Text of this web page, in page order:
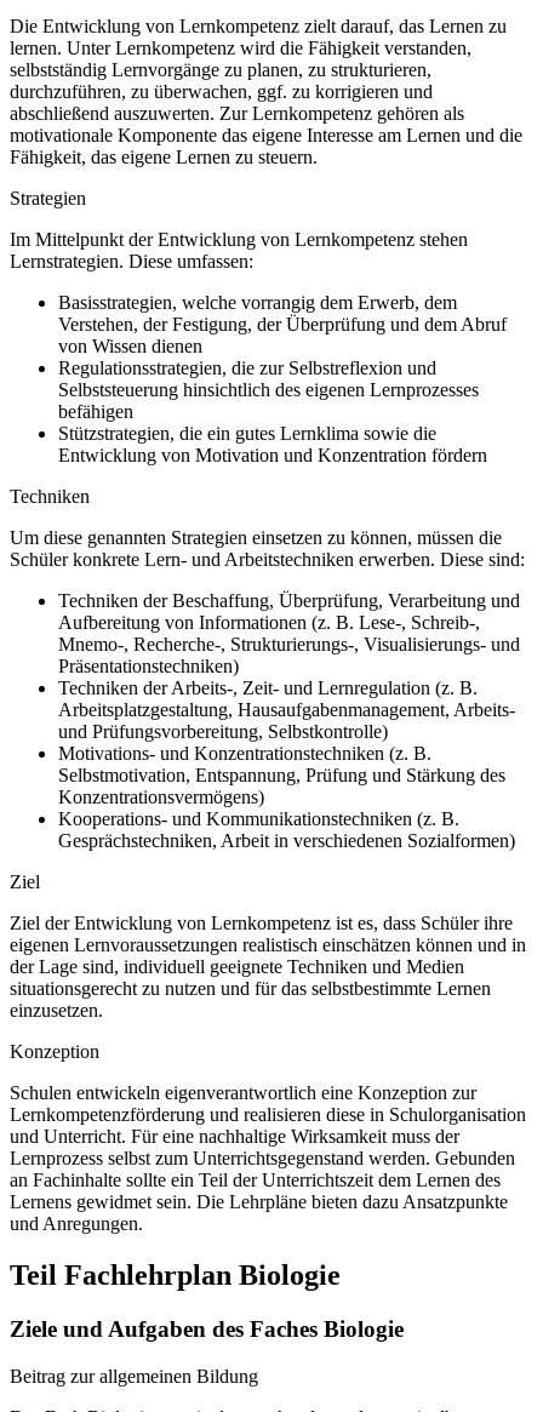
Die Entwicklung von Lernkompetenz zielt darauf, das Lernen zu
lernen. Unter Lernkompetenz wird die Fähigkeit verstanden,
selbstständig Lernvorgänge zu planen, zu strukturieren,
durchzuführen, zu überwachen, ggf. zu korrigieren und
abschließend auszuwerten. Zur Lernkompetenz gehören als
motivationale Komponente das eigene Interesse am Lernen und die
Fähigkeit, das eigene Lernen zu steuern.
Strategien
Im Mittelpunkt der Entwicklung von Lernkompetenz stehen
Lernstrategien. Diese umfassen:
Basisstrategien, welche vorrangig dem Erwerb, dem
Verstehen, der Festigung, der Überprüfung und dem Abruf
von Wissen dienen
Regulationsstrategien, die zur Selbstreflexion und
Selbststeuerung hinsichtlich des eigenen Lernprozesses
befähigen
Stützstrategien, die ein gutes Lernklima sowie die
Entwicklung von Motivation und Konzentration fördern
Techniken
Um diese genannten Strategien einsetzen zu können, müssen die
Schüler konkrete Lern- und Arbeitstechniken erwerben. Diese sind:
Techniken der Beschaffung, Überprüfung, Verarbeitung und
Aufbereitung von Informationen (z. B. Lese-, Schreib-,
Mnemo-, Recherche-, Strukturierungs-, Visualisierungs- und
Präsentationstechniken)
Techniken der Arbeits-, Zeit- und Lernregulation (z. B.
Arbeitsplatzgestaltung, Hausaufgabenmanagement, Arbeits-
und Prüfungsvorbereitung, Selbstkontrolle)
Motivations- und Konzentrationstechniken (z. B.
Selbstmotivation, Entspannung, Prüfung und Stärkung des
Konzentrationsvermögens)
Kooperations- und Kommunikationstechniken (z. B.
Gesprächstechniken, Arbeit in verschiedenen Sozialformen)
Ziel
Ziel der Entwicklung von Lernkompetenz ist es, dass Schüler ihre
eigenen Lernvoraussetzungen realistisch einschätzen können und in
der Lage sind, individuell geeignete Techniken und Medien
situationsgerecht zu nutzen und für das selbstbestimmte Lernen
einzusetzen.
Konzeption
Schulen entwickeln eigenverantwortlich eine Konzeption zur
Lernkompetenzförderung und realisieren diese in Schulorganisation
und Unterricht. Für eine nachhaltige Wirksamkeit muss der
Lernprozess selbst zum Unterrichtsgegenstand werden. Gebunden
an Fachinhalte sollte ein Teil der Unterrichtszeit dem Lernen des
Lernens gewidmet sein. Die Lehrpläne bieten dazu Ansatzpunkte
und Anregungen.
Teil Fachlehrplan Biologie
Ziele und Aufgaben des Faches Biologie
Beitrag zur allgemeinen Bildung